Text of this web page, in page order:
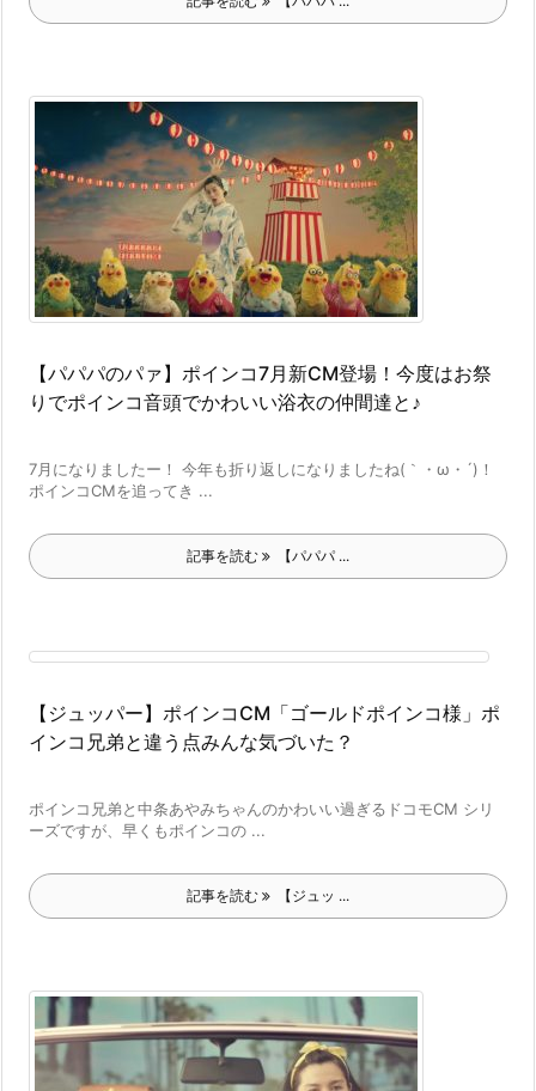
【パパパのパァ】ポインコ7月新CM登場！今度はお祭
りでポインコ音頭でかわいい浴衣の仲間達と♪
7月になりましたー！ 今年も折り返しになりましたね(｀・ω・´)！
ポインコCMを追ってき ...
記事を読む 【パパパ ...
【ジュッパー】ポインコCM「ゴールドポインコ様」ポ
インコ兄弟と違う点みんな気づいた？
ポインコ兄弟と中条あやみちゃんのかわいい過ぎるドコモCM シリ
ーズですが、早くもポインコの ...
記事を読む 【ジュッ ...